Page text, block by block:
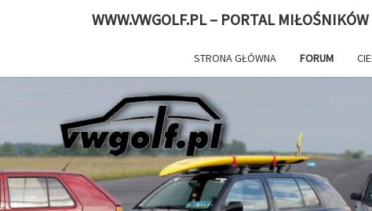
WWW.VWGOLF.PL – PORTAL
STRONA GŁÓWNA FORUM